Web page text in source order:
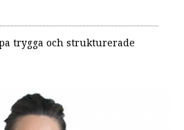
trygga och strukturerade